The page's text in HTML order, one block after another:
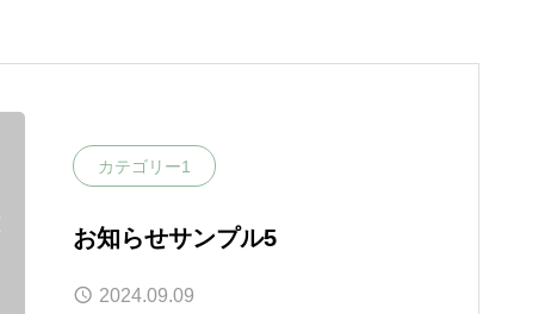
カテゴリー1
お知らせサンプル5
2024.09.09